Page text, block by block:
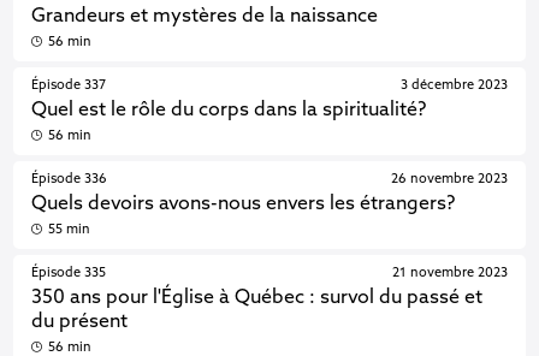
Grandeurs et mystères de la naissance
56 min
Épisode 337
Quel est le rôle du corps dans la spiritualité?
3 décembre 2023
56 min
Épisode 336
Quels devoirs avons-nous envers les étrangers?
26 novembre 2023
55 min
Épisode 335
350 ans pour l'Église à Québec : survol du passé et
du présent
21 novembre 2023
56 min